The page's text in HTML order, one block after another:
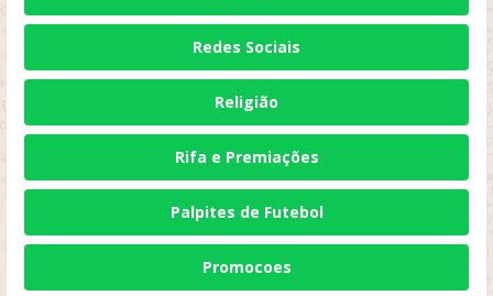
Redes Sociais
Religião
Rifa e Premiações
Palpites de Futebol
Promocoes